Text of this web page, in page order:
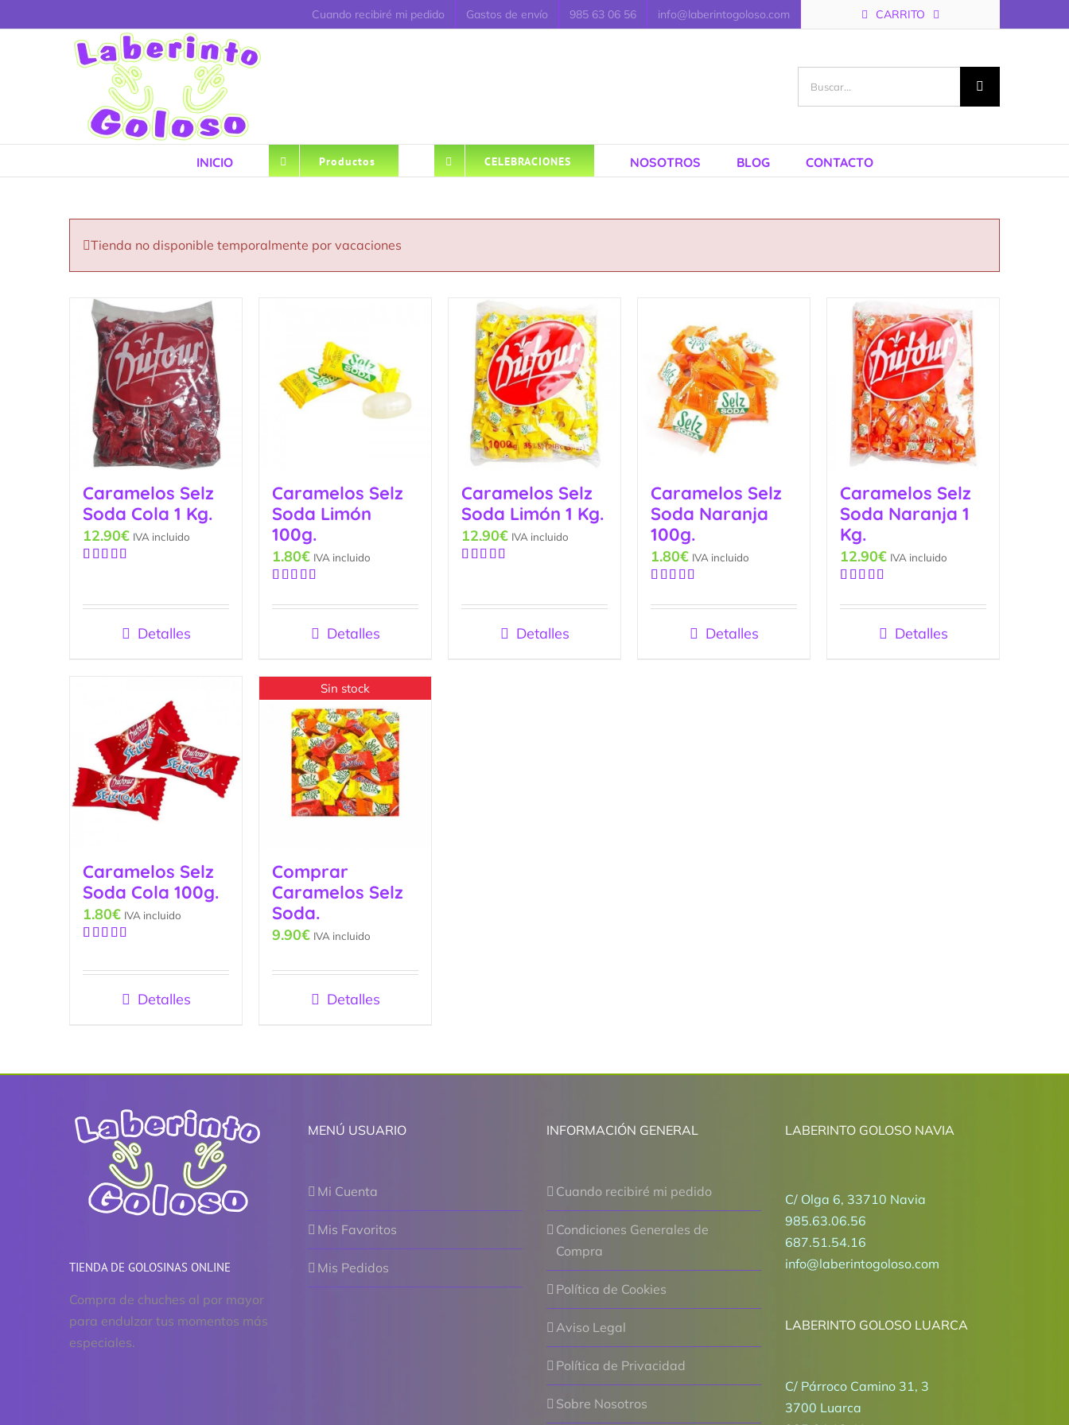
al
Cuando recibiré mi pedido Gastos de envío 985 63 06 56 info@laberintogoloso.com CARRITO
INICIO Productos CELEBRACIONES NOSOTROS BLOG CONTACTO
Tienda no disponible temporalmente por vacaciones
Caramelos Selz
Soda Cola 1 Kg.
12.90€ IVA incluido
Detalles
Caramelos Selz
Soda Limón
100g.
con5.00de
1.80€ IVA incluido
Detalles
Caramelos Selz
Soda Limón 1 Kg.
12.90€ IVA incluido
Detalles
Caramelos Selz
Soda Naranja
100g.
con4.60de
1.80€ IVA incluido
Detalles
Caramelos Selz
Soda Naranja 1
Kg.
con5.00de
12.90€ IVA incluido
Detalles
Caramelos Selz
Soda Cola 100g.
5
1.80€ IVA incluido
Detalles
Sin stock
Comprar
Caramelos Selz
Soda.
9.90€ IVA incluido
Detalles
TIENDA DE GOLOSINAS ONLINE
Compra de chuches al por mayor
para endulzar tus momentos más
especiales.
MENÚ USUARIO
Mi Cuenta
Mis Favoritos
Mis Pedidos
INFORMACIÓN GENERAL
Cuando recibiré mi pedido
Condiciones Generales de
Compra
Política de Cookies
Aviso Legal
Política de Privacidad
Sobre Nosotros
LABERINTO GOLOSO NAVIA
C/ Olga 6, 33710 Navia
985.63.06.56
687.51.54.16
info@laberintogoloso.com
LABERINTO GOLOSO LUARCA
C/ Párroco Camino 31, 3
3700 Luarca